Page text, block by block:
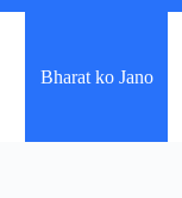
Bharat ko Jano